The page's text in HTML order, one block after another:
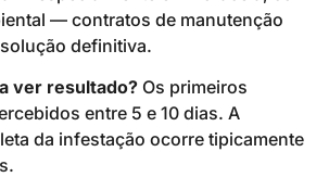
— contratos de manutenção
definitiva.
ver resultado? Os primeiros
entre 5 e 10 dias. A
da infestação ocorre tipicamente